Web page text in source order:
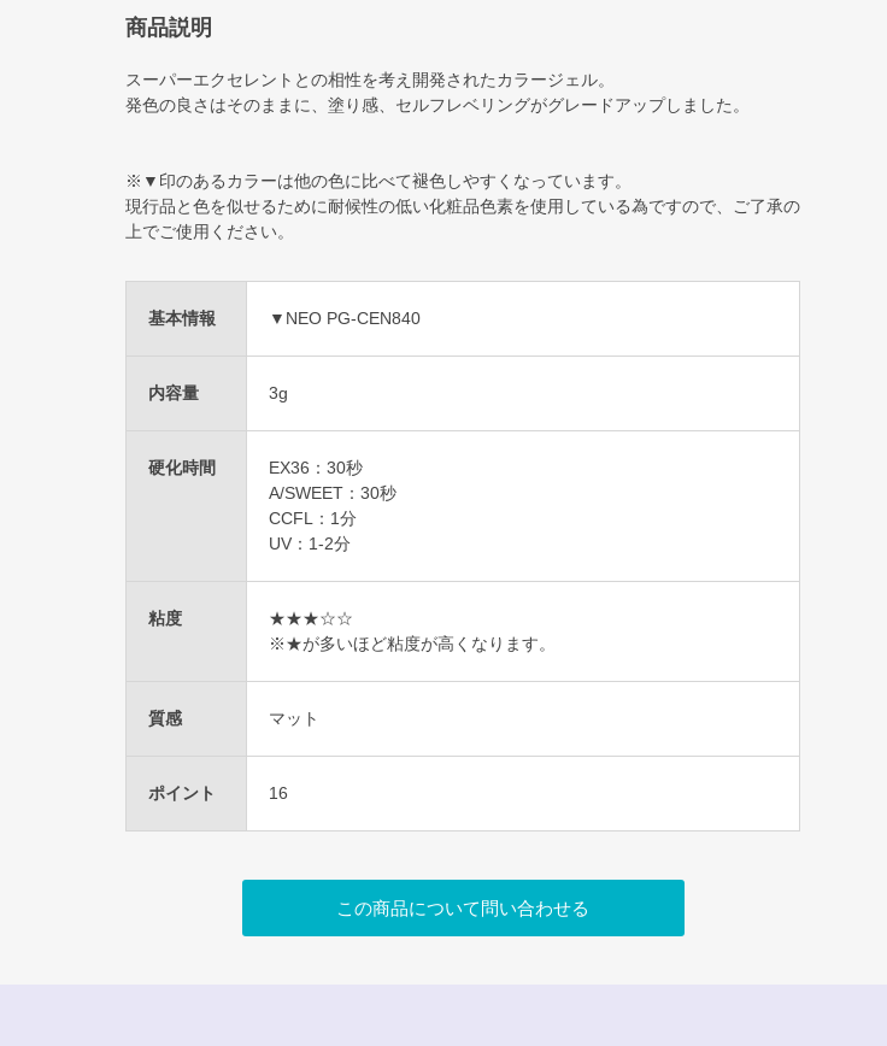
商品説明
スーパーエクセレントとの相性を考え開発されたカラージェル。
発色の良さはそのままに、塗り感、セルフレベリングがグレードアップしました。
※▼印のあるカラーは他の色に比べて褪色しやすくなっています。
現行品と色を似せるために耐候性の低い化粧品色素を使用している為ですので、ご了承の
上でご使用ください。
基本情報 ▼NEO PG-CEN840
内容量 3g
硬化時間
EX36：30秒
A/SWEET：30秒
CCFL：1分
UV：1-2分
粘度
★★★☆☆
※★が多いほど粘度が高くなります。
質感 マット
ポイント 16
この商品について問い合わせる